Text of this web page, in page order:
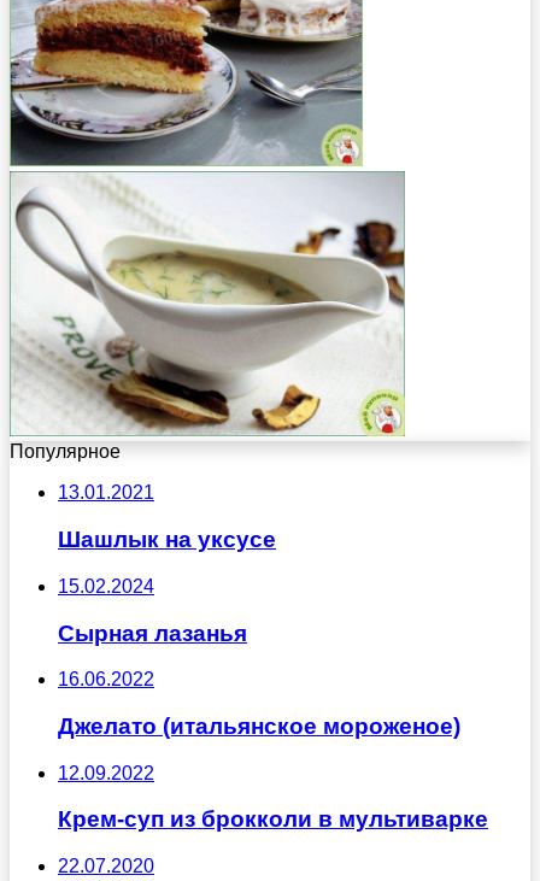
Популярное
13.01.2021
Шашлык на уксусе
15.02.2024
Сырная лазанья
16.06.2022
Джелато (итальянское мороженое)
12.09.2022
Крем-суп из брокколи в мультиварке
22.07.2020